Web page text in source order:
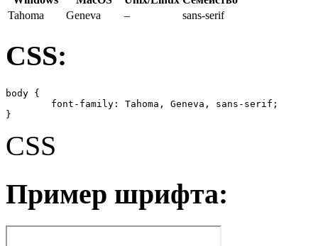
Tahoma
Geneva – sans-serif
CSS:
body {
}
CSS
Пример шрифта: